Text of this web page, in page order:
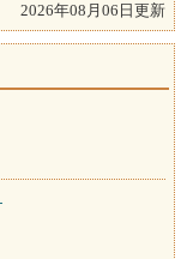
2026年08月06日更新